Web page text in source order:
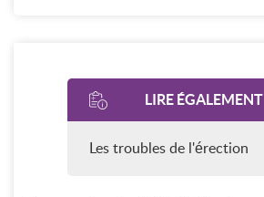
LIRE ÉGALEMENT
Les troubles de l'érection